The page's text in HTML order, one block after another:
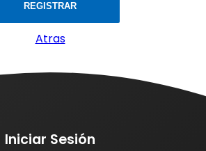
REGISTRAR
Atras
Iniciar Sesión